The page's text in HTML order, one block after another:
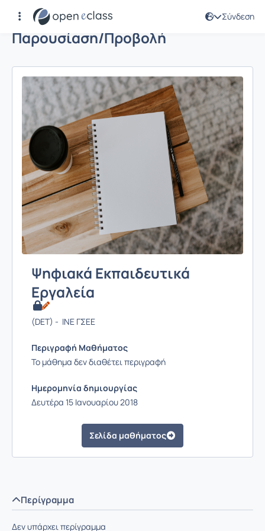
Σύνδεση
Παρουσίαση/Προβολή
Ψηφιακά Εκπαιδευτικά
Εργαλεία
(DET) - ΙΝΕ ΓΣΕΕ
Περιγραφή Μαθήματος
Το μάθημα δεν διαθέτει περιγραφή
Ημερομηνία δημιουργίας
Δευτέρα 15 Ιανουαρίου 2018
Σελίδα μαθήματος
Περίγραμμα
Δεν υπάρχει περίγραμμα